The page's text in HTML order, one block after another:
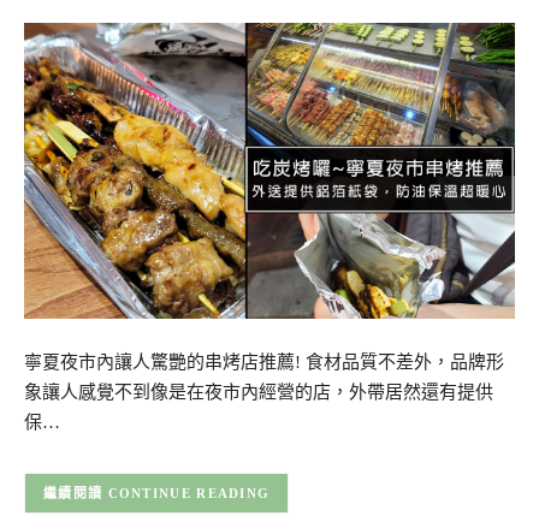
寧夏夜市內讓人驚艷的串烤店推薦! 食材品質不差外，品牌形
象讓人感覺不到像是在夜市內經營的店，外帶居然還有提供
保…
CONTINUE READING